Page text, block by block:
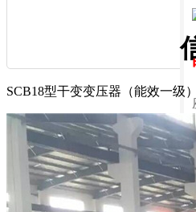
SCB18型干变变压器（能效一级）